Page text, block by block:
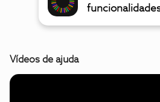
Vídeos de ajuda